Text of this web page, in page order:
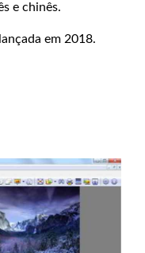
e chinês.
em 2018.